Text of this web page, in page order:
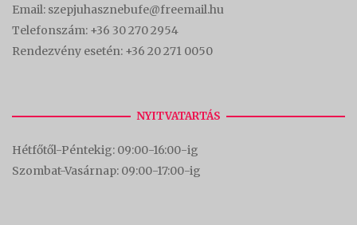
Email: szepjuhasznebufe@freemail.hu
Telefonszám: +36 30 270 2954
Rendezvény esetén: +36 20 271 0050
NYITVATARTÁS
Hétfőtől-Péntekig: 09:00-16:00-ig
Szombat-Vasárnap: 09:00-17:00-ig